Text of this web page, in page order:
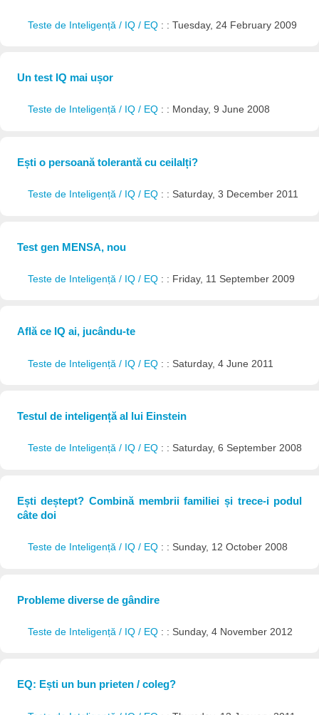
Teste de Inteligență / IQ / EQ : : Tuesday, 24 February 2009
Un test IQ mai ușor
Teste de Inteligență / IQ / EQ : : Monday, 9 June 2008
Ești o persoană tolerantă cu ceilalți?
Teste de Inteligență / IQ / EQ : : Saturday, 3 December 2011
Test gen MENSA, nou
Teste de Inteligență / IQ / EQ : : Friday, 11 September 2009
Află ce IQ ai, jucându-te
Teste de Inteligență / IQ / EQ : : Saturday, 4 June 2011
Testul de inteligență al lui Einstein
Teste de Inteligență / IQ / EQ : : Saturday, 6 September 2008
Ești deștept? Combină membrii familiei și trece-i podul
câte doi
Teste de Inteligență / IQ / EQ : : Sunday, 12 October 2008
Probleme diverse de gândire
Teste de Inteligență / IQ / EQ : : Sunday, 4 November 2012
EQ: Ești un bun prieten / coleg?